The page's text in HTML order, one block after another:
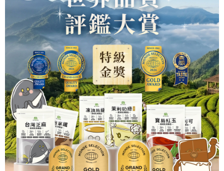
元氣穀力-豆漿粉_加購
NT$ 299NT$299
加入購物車
元氣穀力-洋車前籽_加購
NT$299NT$299
加入購物車